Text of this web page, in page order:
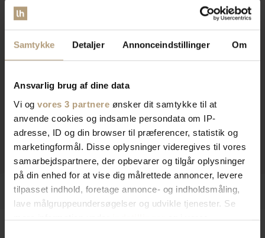
Samtykke Detaljer Annonceindstillinger Om
Ansvarlig brug af dine data
Vi og vores 3 partnere ønsker dit samtykke til at
anvende cookies og indsamle persondata om IP-
adresse, ID og din browser til præferencer, statistik og
marketingformål. Disse oplysninger videregives til vores
samarbejdspartnere, der opbevarer og tilgår oplysninger
på din enhed for at vise dig målrettede annoncer, levere
tilpasset indhold, foretage annonce- og indholdsmåling,
lave målgruppeundersøgelser og udvikle tjenester. Se